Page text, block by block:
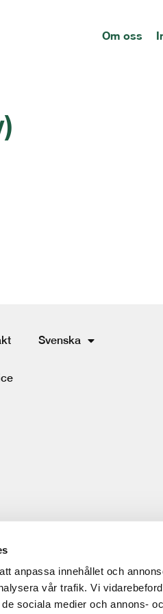
anpassa innehållet och
vår trafik. Vi
sociala medier och annons-
Om oss
Svenska